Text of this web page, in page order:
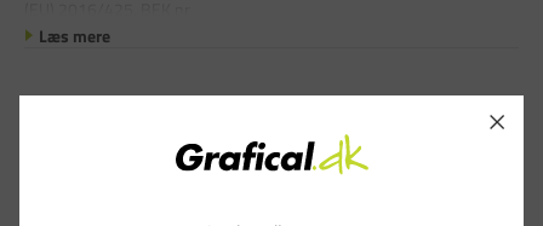
Læs mere